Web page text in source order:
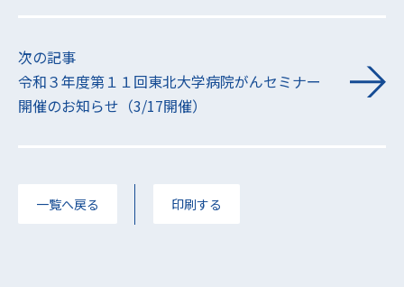
次の記事
令和３年度第１１回東北大学病院がんセミナー
開催のお知らせ（3/17開催）
一覧へ戻る 印刷する